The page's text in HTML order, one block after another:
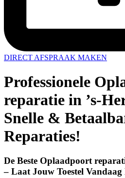
DIRECT AFSPRAAK MAKEN
Professionele
reparatie in ’s-
Snelle &
Reparaties!
De Beste Oplaadpoort
– Laat Jouw Toestel